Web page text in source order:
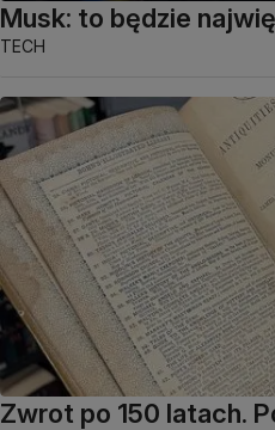
Musk: to będzie
TECH
Zwrot po 150 latach.